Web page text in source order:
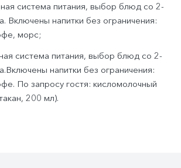
система питания, выбор блюд со 2-
Включены напитки без ограничения:
морс;
система питания, выбор блюд со 2-
напитки без ограничения:
По запросу гостя: кисломолочный
200 мл).
на шлюпочной палу